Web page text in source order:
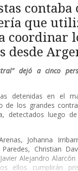
contaba
que
coordinar
desde
dejó a cinco
detenidas en el
de los grandes
detectados luego
Johanna
Christian
Alejandro Alarcón
ellos cumplirán